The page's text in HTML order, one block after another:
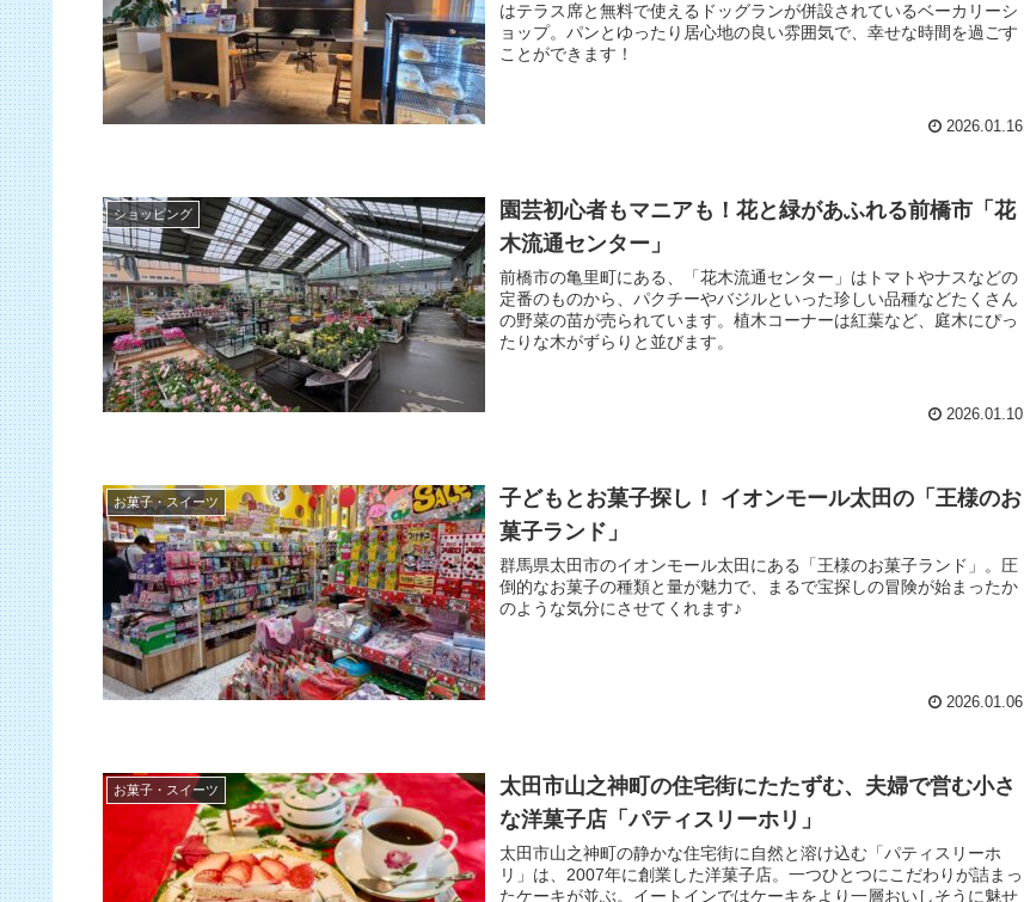
はテラス席と無料で使えるドッグランが併設されているベーカリーシ
ョップ。パンとゆったり居心地の良い雰囲気で、幸せな時間を過ごす
ことができます！
2026.01.16
ショッピング
園芸初心者もマニアも！花と緑があふれる前橋市「花
木流通センター」
前橋市の亀里町にある、「花木流通センター」はトマトやナスなどの
定番のものから、パクチーやバジルといった珍しい品種などたくさん
の野菜の苗が売られています。植木コーナーは紅葉など、庭木にぴっ
たりな木がずらりと並びます。
2026.01.10
お菓子・スイーツ
子どもとお菓子探し！ イオンモール太田の「王様のお
菓子ランド」
群馬県太田市のイオンモール太田にある「王様のお菓子ランド」。圧
倒的なお菓子の種類と量が魅力で、まるで宝探しの冒険が始まったか
のような気分にさせてくれます♪
2026.01.06
お菓子・スイーツ
太田市山之神町の住宅街にたたずむ、夫婦で営む小さ
な洋菓子店「パティスリーホリ」
太田市山之神町の静かな住宅街に自然と溶け込む「パティスリーホ
リ」は、2007年に創業した洋菓子店。一つひとつにこだわりが詰まっ
たケーキが並ぶ。イートインではケーキをより一層おいしそうに魅せ